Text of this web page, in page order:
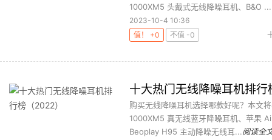
1000XM5 头戴式无线降噪耳机、B&O ...
2023-10-4 10:36
值！ +0
不值 -0
十大热门无线降噪耳机排
购买无线降噪耳机选择哪款好呢？本文
1000XM5 真无线蓝牙降噪耳机、苹果
Beoplay H95 主动降噪无线耳...阅读全